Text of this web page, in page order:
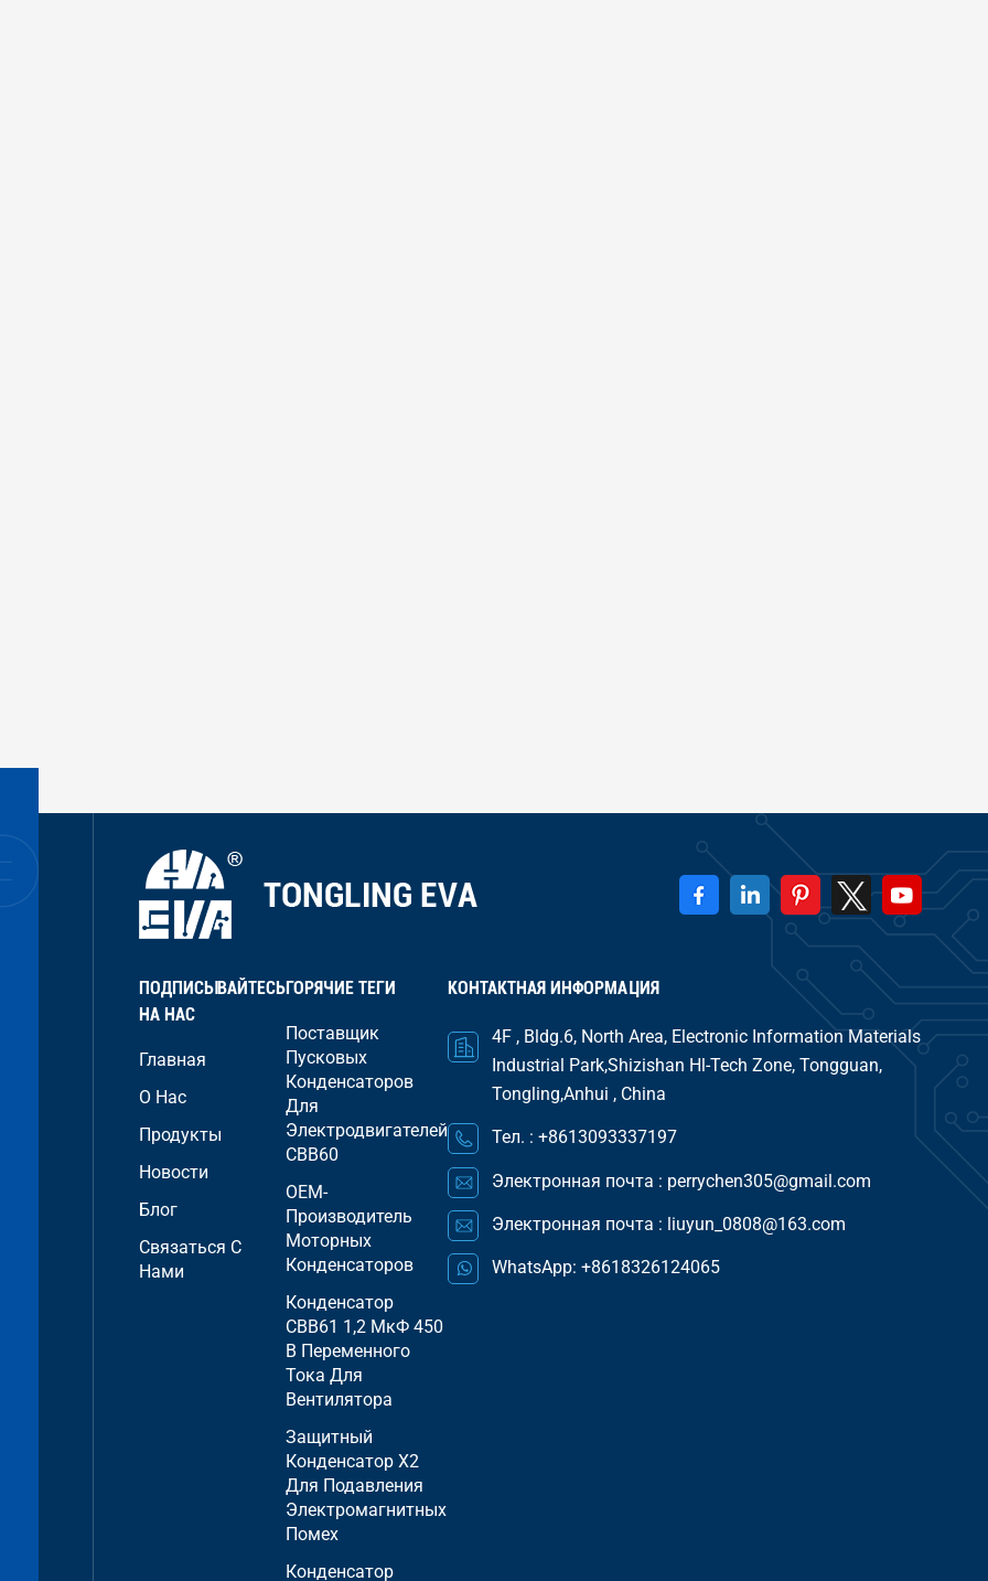
ПОДПИСЫВАЙТЕСЬ
НА НАС
Главная
О Нас
Продукты
Новости
Блог
Связаться С
Нами
ГОРЯЧИЕ ТЕГИ
Поставщик
Пусковых
Конденсаторов
Для
Электродвигателей
CBB60
OEM-
Производитель
Моторных
Конденсаторов
Конденсатор
CBB61 1,2 МкФ 450
В Переменного
Тока Для
Вентилятора
Защитный
Конденсатор X2
Для Подавления
Электромагнитных
Помех
Конденсатор
КОНТАКТНАЯ ИНФОРМАЦИЯ
4F , Bldg.6, North Area, Electronic Information Materials
Industrial Park,Shizishan Hl-Tech Zone, Tongguan,
Tongling,Anhui , China
Тел. : +8613093337197
Электронная почта : perrychen305@gmail.com
Электронная почта : liuyun_0808@163.com
WhatsApp: +8618326124065